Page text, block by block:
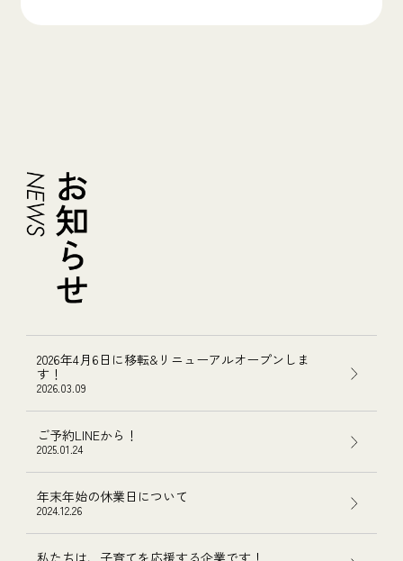
2026年4月6日に移転&リニューアルオープンしま
す！
2026.03.09
ご予約LINEから！
2025.01.24
年末年始の休業日について
2024.12.26
私たちは、子育てを応援する企業です！